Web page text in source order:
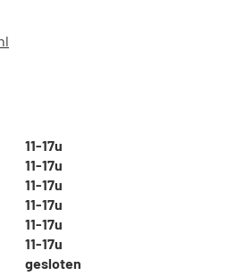
11-17u
11-17u
11-17u
11-17u
11-17u
11-17u
gesloten